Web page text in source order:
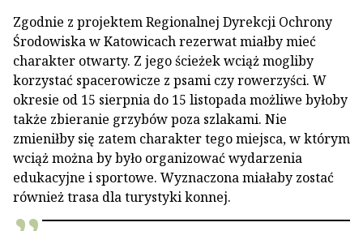
Zgodnie z projektem Regionalnej Dyrekcji Ochrony
Środowiska w Katowicach rezerwat miałby mieć
charakter otwarty. Z jego ścieżek wciąż mogliby
korzystać spacerowicze z psami czy rowerzyści. W
okresie od 15 sierpnia do 15 listopada możliwe byłoby
także zbieranie grzybów poza szlakami. Nie
zmieniłby się zatem charakter tego miejsca, w którym
wciąż można by było organizować wydarzenia
edukacyjne i sportowe. Wyznaczona miałaby zostać
również trasa dla turystyki konnej.